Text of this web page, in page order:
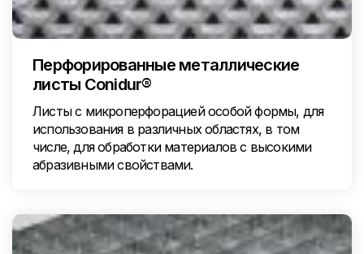
Перфорированные металлические
листы Conidur®
Листы с микроперфорацией особой формы, для
использования в различных областях, в том
числе, для обработки материалов с высокими
абразивными свойствами.